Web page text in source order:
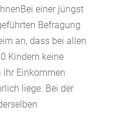
einer jüngst
Befragung
an, dass bei allen
Kindern keine
ihr Einkommen
liege. Bei der